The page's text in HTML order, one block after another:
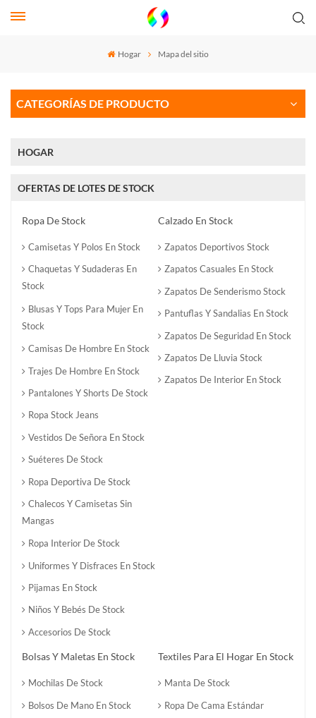
Hogar Mapa del sitio
CATEGORÍAS DE PRODUCTO
HOGAR
OFERTAS DE LOTES DE STOCK
Ropa De Stock
Camisetas Y Polos En Stock
Chaquetas Y Sudaderas En
Stock
Blusas Y Tops Para Mujer En
Stock
Camisas De Hombre En Stock
Trajes De Hombre En Stock
Pantalones Y Shorts De Stock
Ropa Stock Jeans
Vestidos De Señora En Stock
Suéteres De Stock
Ropa Deportiva De Stock
Chalecos Y Camisetas Sin
Mangas
Ropa Interior De Stock
Uniformes Y Disfraces En Stock
Pijamas En Stock
Niños Y Bebés De Stock
Accesorios De Stock
Calzado En Stock
Zapatos Deportivos Stock
Zapatos Casuales En Stock
Zapatos De Senderismo Stock
Pantuflas Y Sandalias En Stock
Zapatos De Seguridad En Stock
Zapatos De Lluvia Stock
Zapatos De Interior En Stock
Bolsas Y Maletas En Stock
Mochilas De Stock
Bolsos De Mano En Stock
Textiles Para El Hogar En Stock
Manta De Stock
Ropa De Cama Estándar